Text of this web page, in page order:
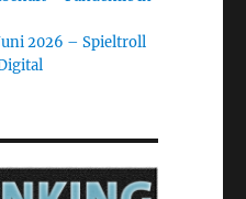
2026 – Spieltroll